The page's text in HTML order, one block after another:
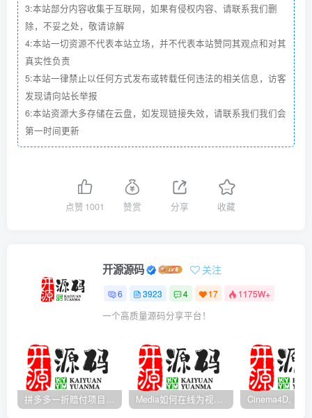
3:本站部分内容收集于互联网，如果有侵权内容、请联系我们删
除，不妥之处，敬请谅解
4:本站一切资源不代表本站立场，并不代表本站赞同其观点和对其
真实性负责
5:本站一律禁止以任何方式发布或转载任何违法的相关信息，访客
发现请向站长举报
6:本站资源大多存储在云盘，如发现链接失效，请联系我们我们会
第一时间更新
点赞 1001 赞赏 分享 收藏
开源源码 关注
6 3923 4 17 1175W+
一个高质量源码分享平台！
拼多多一折赔付项目是怎么操作的？ Media如何在线为视频自动添加字幕？